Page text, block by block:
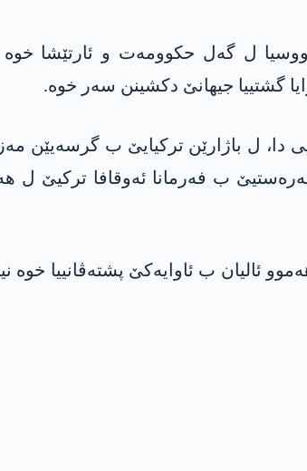
ل گەل حکوومەت و ئارتێشا خوە
گشتییا جیھانێ دکشینن سەر خوە.
دا، ل باژارێن ترکیایێ ب گرسەیێن
ب فەرمانا ئەوقافا ترکیێ ل
ئالیان ب ئاوایەکێ پشتەڤانییا